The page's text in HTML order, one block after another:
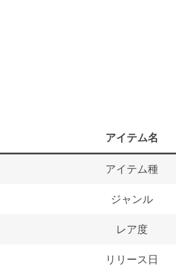
アイテム名
アイテム種
ジャンル
レア度
リリース日